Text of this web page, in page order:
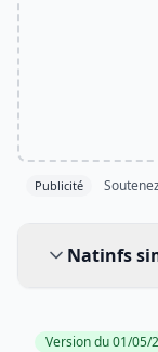
Publicité
Natinfs
Version du 01/05/